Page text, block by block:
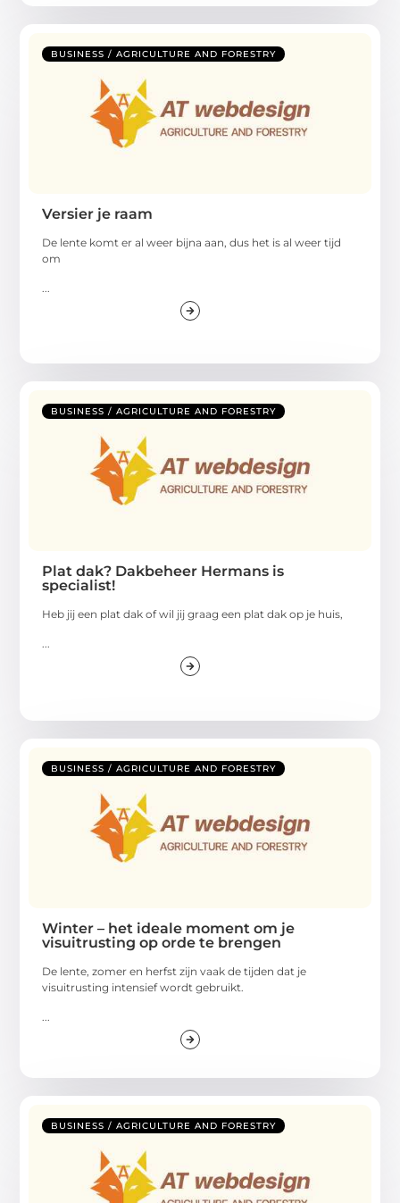
BUSINESS / AGRICULTURE AND FORESTRY
Versier je raam
De lente komt er al weer bijna aan, dus het is al weer tijd
om
BUSINESS / AGRICULTURE AND FORESTRY
Plat dak? Dakbeheer Hermans is
specialist!
Heb jij een plat dak of wil jij graag een plat dak op je huis,
BUSINESS / AGRICULTURE AND FORESTRY
Winter – het ideale moment om je
visuitrusting op orde te brengen
De lente, zomer en herfst zijn vaak de tijden dat je
visuitrusting intensief wordt gebruikt.
BUSINESS / AGRICULTURE AND FORESTRY